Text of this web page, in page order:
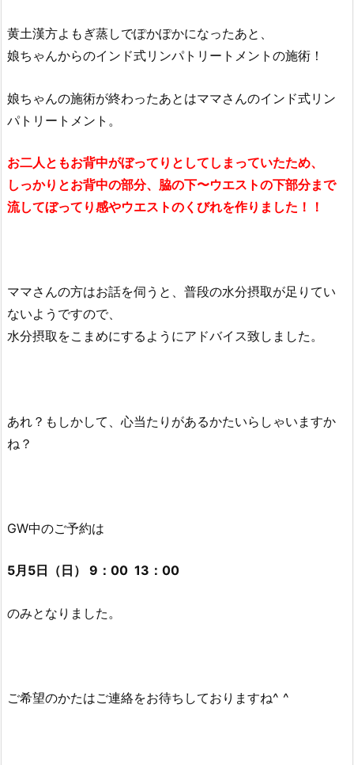
黄土漢方よもぎ蒸しでぽかぽかになったあと、
娘ちゃんからのインド式リンパトリートメントの施術！
娘ちゃんの施術が終わったあとはママさんのインド式リン
パトリートメント。
お二人ともお背中がぼってりとしてしまっていたため、
しっかりとお背中の部分、脇の下〜ウエストの下部分まで
流してぼってり感やウエストのくびれを作りました！！
ママさんの方はお話を伺うと、普段の水分摂取が足りてい
ないようですので、
水分摂取をこまめにするようにアドバイス致しました。
あれ？もしかして、心当たりがあるかたいらしゃいますか
ね？
GW中のご予約は
5月5日（日） 9：00 13：00
のみとなりました。
ご希望のかたはご連絡をお待ちしておりますね^ ^